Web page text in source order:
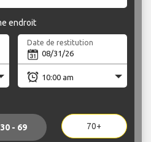
endroit
Date de restitution
30 - 69 70+